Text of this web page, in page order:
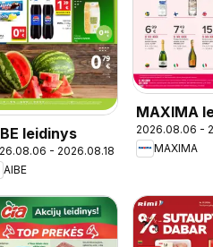
leidinys
- 2026.08.18
AIBE
MAXIMA
- Skonių
2026.08.06 -
MAXIMA